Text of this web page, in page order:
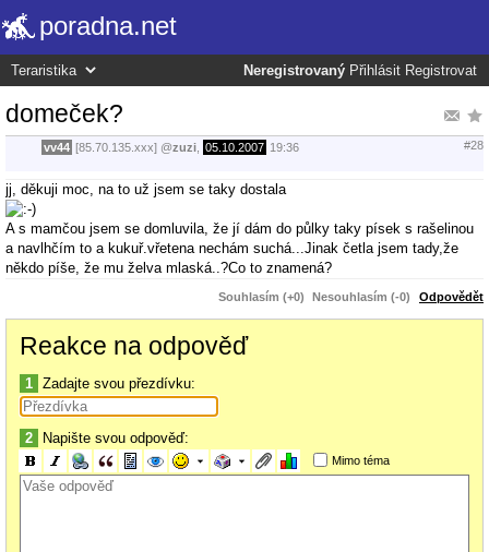
poradna.net
Neregistrovaný Přihlásit Registrovat
domeček?
vv44 [85.70.135.xxx] @zuzi 05.10.2007 19:36 #28
jj, děkuji moc, na to už jsem se taky dostala
A s mamčou jsem se domluvila, že jí dám do půlky taky písek s rašelinou
a navlhčím to a kukuř.vřetena nechám suchá...Jinak četla jsem tady,že
někdo píše, že mu želva mlaská..?Co to znamená?
Souhlasím (+0) Nesouhlasím (-0) Odpovědět
Reakce na odpověď
1 Zadajte svou přezdívku:
2 Napište svou odpověď:
Mimo téma